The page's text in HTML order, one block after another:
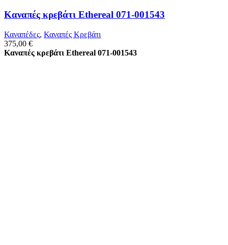
Καναπές κρεβάτι Ethereal 071-001543
Καναπέδες, Καναπές Κρεβάτι
375,00 €
Καναπές κρεβάτι Ethereal 071-001543